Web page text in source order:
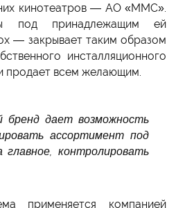
кинотеатров — АО «ММС».
под принадлежащим ей
— закрывает таким образом
инсталляционного
продает всем желающим.
бренд дает возможность
ассортимент под
контролировать
применяется компанией